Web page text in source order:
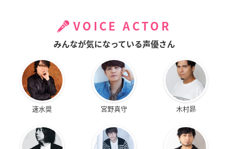
VOICE ACTOR
みんなが気になっている声優さん
速水奨 宮野真守 木村昴